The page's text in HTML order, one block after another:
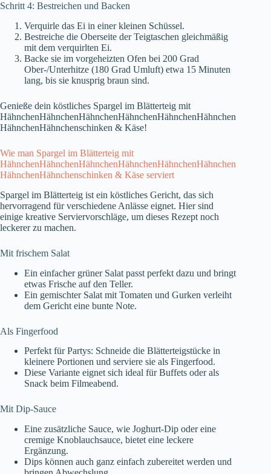
Schritt 4: Bestreichen und Backen
Verquirle das Ei in einer kleinen Schüssel.
Bestreiche die Oberseite der Teigtaschen gleichmäßig
mit dem verquirlten Ei.
Backe sie im vorgeheizten Ofen bei 200 Grad
Ober-/Unterhitze (180 Grad Umluft) etwa 15 Minuten
lang, bis sie knusprig braun sind.
Genieße dein köstliches Spargel im Blätterteig mit
HähnchenHähnchenHähnchenHähnchenHähnchenHähnchen
HähnchenHähnchenschinken & Käse!
Wie man Spargel im Blätterteig mit
HähnchenHähnchenHähnchenHähnchenHähnchenHähnchen
HähnchenHähnchenschinken & Käse serviert
Spargel im Blätterteig ist ein köstliches Gericht, das sich
hervorragend für verschiedene Anlässe eignet. Hier sind
einige kreative Serviervorschläge, um dieses Rezept noch
leckerer zu machen.
Mit frischem Salat
Ein einfacher grüner Salat passt perfekt dazu und bringt
etwas Frische auf den Teller.
Ein gemischter Salat mit Tomaten und Gurken verleiht
dem Gericht eine bunte Note.
Als Fingerfood
Perfekt für Partys: Schneide die Blätterteigstücke in
kleinere Portionen und serviere sie als Fingerfood.
Diese Variante eignet sich ideal für Buffets oder als
Snack beim Filmeabend.
Mit Dip-Sauce
Eine zusätzliche Sauce, wie Joghurt-Dip oder eine
cremige Knoblauchsauce, bietet eine leckere
Ergänzung.
Dips können auch ganz einfach zubereitet werden und